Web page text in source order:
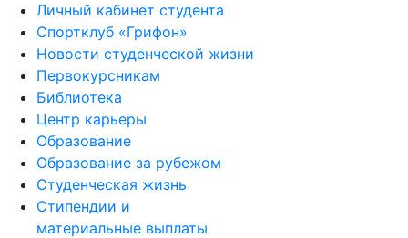
Личный кабинет студента
Спортклуб «Грифон»
Новости студенческой жизни
Первокурсникам
Библиотека
Центр карьеры
Образование
Образование за рубежом
Студенческая жизнь
Стипендии и
материальные выплаты